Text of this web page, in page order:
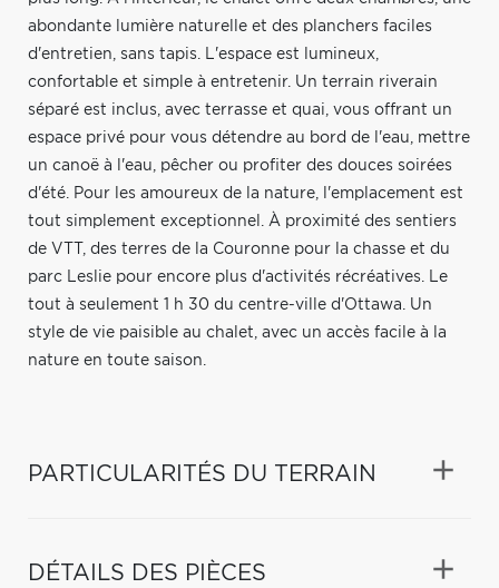
abondante lumière naturelle et des planchers faciles
d'entretien, sans tapis. L'espace est lumineux,
confortable et simple à entretenir. Un terrain riverain
séparé est inclus, avec terrasse et quai, vous offrant un
espace privé pour vous détendre au bord de l'eau, mettre
un canoë à l'eau, pêcher ou profiter des douces soirées
d'été. Pour les amoureux de la nature, l'emplacement est
tout simplement exceptionnel. À proximité des sentiers
de VTT, des terres de la Couronne pour la chasse et du
parc Leslie pour encore plus d'activités récréatives. Le
tout à seulement 1 h 30 du centre-ville d'Ottawa. Un
style de vie paisible au chalet, avec un accès facile à la
nature en toute saison.
PARTICULARITÉS DU TERRAIN
DÉTAILS DES PIÈCES